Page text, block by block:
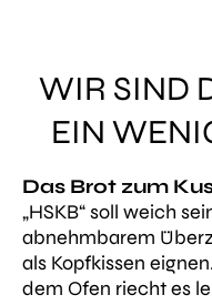
WIR SIND
EIN
Das Brot zum
„HSKB“ soll weich
abnehmbarem
als Kopfkissen
dem Ofen riecht es